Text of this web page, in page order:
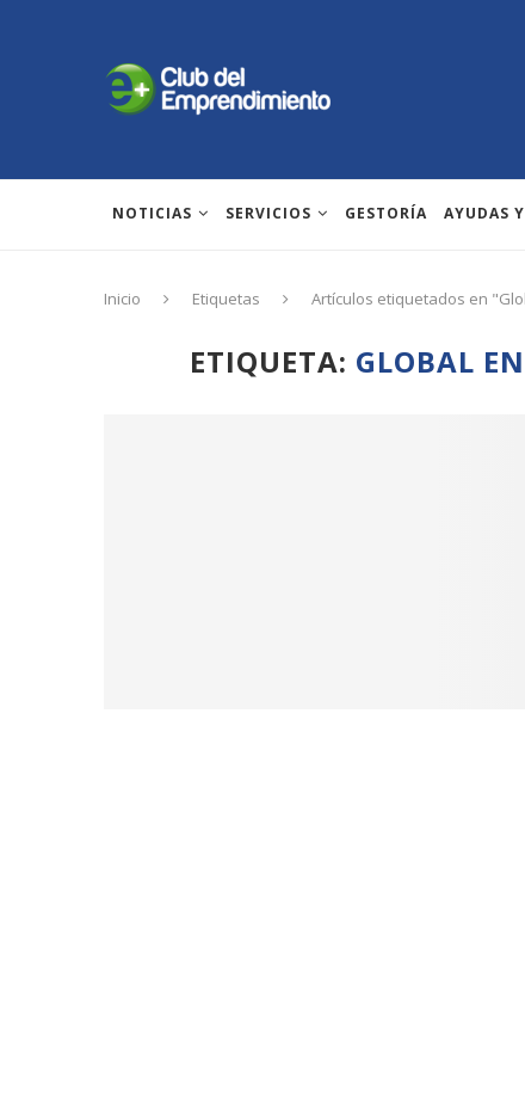
NOTICIAS SERVICIOS GESTORÍA AYUDAS
Inicio Etiquetas Artículos etiquetados en
ETIQUETA: GLOBAL